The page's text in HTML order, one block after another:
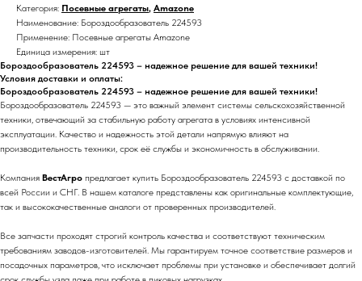
Категория: Посевные агрегаты, Amazone
Наименование: Бороздообразователь 224593
Применение: Посевные агрегаты Amazone
Единица измерения: шт
Бороздообразователь 224593 – надежное решение для вашей техники!
Условия доставки и оплаты:
Бороздообразователь 224593 – надежное решение для вашей техники!
Бороздообразователь 224593 — это важный элемент системы сельскохозяйственной
техники, отвечающий за стабильную работу агрегата в условиях интенсивной
эксплуатации. Качество и надежность этой детали напрямую влияют на
производительность техники, срок её службы и экономичность в обслуживании.
Компания ВестАгро предлагает купить Бороздообразователь 224593 с доставкой по
всей России и СНГ. В нашем каталоге представлены как оригинальные комплектующие,
так и высококачественные аналоги от проверенных производителей.
Все запчасти проходят строгий контроль качества и соответствуют техническим
требованиям заводов-изготовителей. Мы гарантируем точное соответствие размеров и
посадочных параметров, что исключает проблемы при установке и обеспечивает долгий